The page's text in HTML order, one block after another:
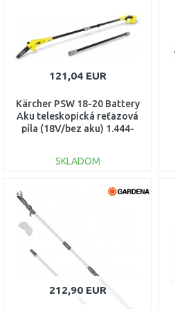
121,04 EUR
Kärcher PSW 18-20 Battery
Aku teleskopická reťazová
píla (18V/bez aku) 1.444-
SKLADOM
DO KOŠÍKA
212,90 EUR